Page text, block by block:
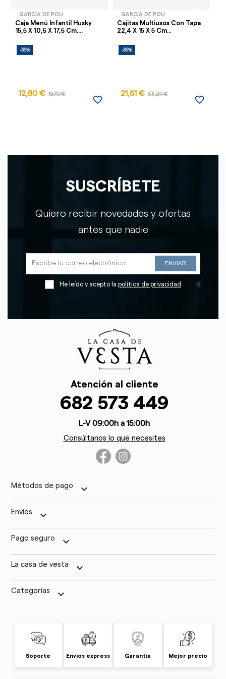
GARCÍA DE POU
Caja Menú Infantil Husky
15,5 X 10,5 X 17,5 Cm....
-35%
12,80 € 19,70 €
favorite_border
GARCÍA DE POU
Cajitas Multiusos Con Tapa
22,4 X 15 X 5 Cm...
-35%
21,61 € 33,24 €
favorite_border
SUSCRÍBETE
Quiero recibir novedades y ofertas
antes que nadie
He leído y acepto la política de privacidad
Atención al cliente
682 573 449
L-V 09:00h a 15:00h
Consúltanos lo que necesites
Métodos de pago keyboard_arrow_down
Envíos keyboard_arrow_down
Pago seguro keyboard_arrow_down
La casa de vesta keyboard_arrow_down
Categorías keyboard_arrow_down
Soporte Envíos express Garantía Mejor precio